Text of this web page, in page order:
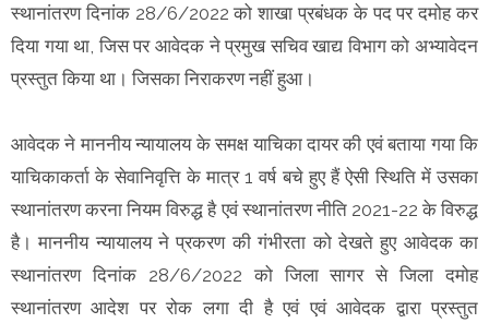
स्थानांतरण दिनांक 28/6/2022 को शाखा प्रबंधक के पद पर दमोह कर
दिया गया था, जिस पर आवेदक ने प्रमुख सचिव खाद्य विभाग को अभ्यावेदन
प्रस्तुत किया था। जिसका निराकरण नहीं हुआ।
आवेदक ने माननीय न्यायालय के समक्ष याचिका दायर की एवं बताया गया कि
याचिकाकर्ता के सेवानिवृत्ति के मात्र 1 वर्ष बचे हुए हैं ऐसी स्थिति में उसका
स्थानांतरण करना नियम विरुद्ध है एवं स्थानांतरण नीति 2021-22 के विरुद्ध
है। माननीय न्यायालय ने प्रकरण की गंभीरता को देखते हुए आवेदक का
स्थानांतरण दिनांक 28/6/2022 को जिला सागर से जिला दमोह
स्थानांतरण आदेश पर रोक लगा दी है एवं एवं आवेदक द्वारा प्रस्तुत